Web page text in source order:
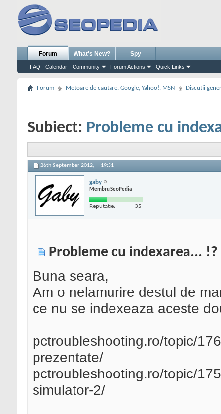
Forum
FAQ Calendar Community Forum Actions Quick Links
What's New? Spy
Forum Motoare de cautare. Google, Yahoo!, MSN Discutii
Subiect: Probleme cu
26th September 2012, 19:51
gaby
Membru SeoPedia
Reputatie: 35
Probleme cu indexarea... !?
Buna seara,
Am o nelamurire destul de
ce nu se indexeaza aceste
pctroubleshooting.ro/topic/
prezentate/
pctroubleshooting.ro/topic/
simulator-2/